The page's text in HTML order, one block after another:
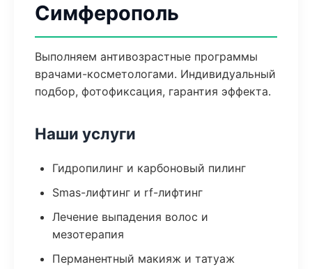
Симферополь
Выполняем антивозрастные программы
врачами-косметологами. Индивидуальный
подбор, фотофиксация, гарантия эффекта.
Наши услуги
Гидропилинг и карбоновый пилинг
Smas-лифтинг и rf-лифтинг
Лечение выпадения волос и
мезотерапия
Перманентный макияж и татуаж